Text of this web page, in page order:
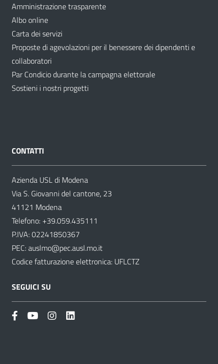
Amministrazione trasparente
Albo online
Carta dei servizi
Proposte di agevolazioni per il benessere dei dipendenti e
collaboratori
Par Condicio durante la campagna elettorale
Sostieni i nostri progetti
CONTATTI
Azienda USL di Modena
Via S. Giovanni del cantone, 23
41121 Modena
Telefono: +39.059.435111
P.IVA: 02241850367
PEC:auslmo@pec.ausl.mo.it
Codice fatturazione elettronica: UFLCTZ
SEGUICI SU